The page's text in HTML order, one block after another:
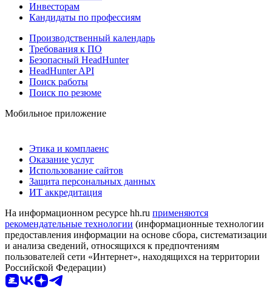
Инвесторам
Кандидаты по профессиям
Производственный календарь
Требования к ПО
Безопасный HeadHunter
HeadHunter API
Поиск работы
Поиск по резюме
Мобильное приложение
Этика и комплаенс
Оказание услуг
Использование сайтов
Защита персональных данных
ИТ аккредитация
На информационном ресурсе hh.ru применяются
рекомендательные технологии (информационные технологии
предоставления информации на основе сбора, систематизации
и анализа сведений, относящихся к предпочтениям
пользователей сети «Интернет», находящихся на территории
Российской Федерации)